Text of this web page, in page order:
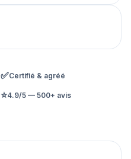
✅Certifié & agréé
⭐4.9/5 — 500+ avis